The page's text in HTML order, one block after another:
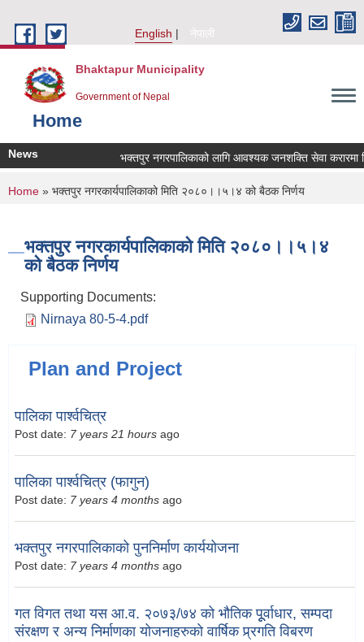
English
नेपाली
Bhaktapur Municipality
Government of Nepal
Home
News भक्तपुर नगरपालिकाको लागि आवश्यक जनशक्ति सेवा करारमा
You are here
Home » भक्तपुर नगरकार्यपालिकाको मिति २०८०।।५।४ को बैठक निर्णय
भक्तपुर नगरकार्यपालिकाको मिति २०८०।।५।४
को बैठक निर्णय
Supporting Documents:
Nirnaya 80-5-4.pdf
Plan and Project
पालिका पार्श्वचित्र
Post date: 7 years 21 hours ago
पालिका पार्श्वचित्र (फागुन)
Post date: 7 years 4 months ago
भक्तपुर नगरपालिकाको पुननिर्माण कार्ययोजना
Post date: 7 years 4 months ago
गत विगत तथा यस आ.व. २०७३/७४ को भौतिक पूूर्वाधार, सम्पदा
संरक्षण र अन्य निर्माणका योजनाहरुको वार्षिक प्र्रगति विबरण